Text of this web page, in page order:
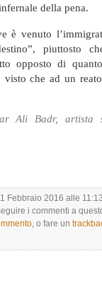
della pena.
è venuto
piuttosto
opposto di
che ad un
Ali Badr, artista
Febbraio 2016 alle
i commenti a
, o fare un